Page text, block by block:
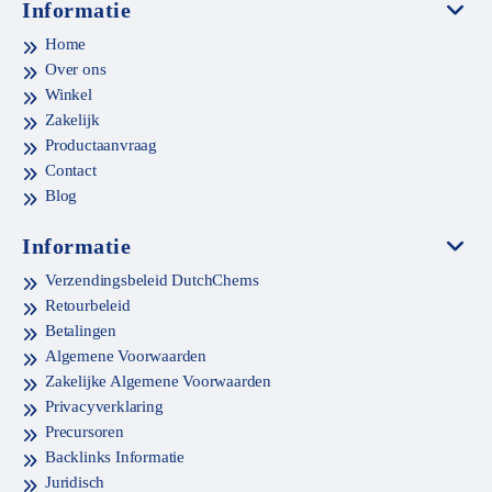
Informatie
Home
Over ons
Winkel
Zakelijk
Productaanvraag
Contact
Blog
Informatie
Verzendingsbeleid DutchChems
Retourbeleid
Betalingen
Algemene Voorwaarden
Zakelijke Algemene Voorwaarden
Privacyverklaring
Precursoren
Backlinks Informatie
Juridisch